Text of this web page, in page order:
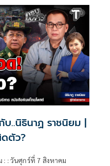
บ..นิธินาฏ ราชนิยม |
ตัว?
: : วันศุกร์ที่ 7 สิงหาคม